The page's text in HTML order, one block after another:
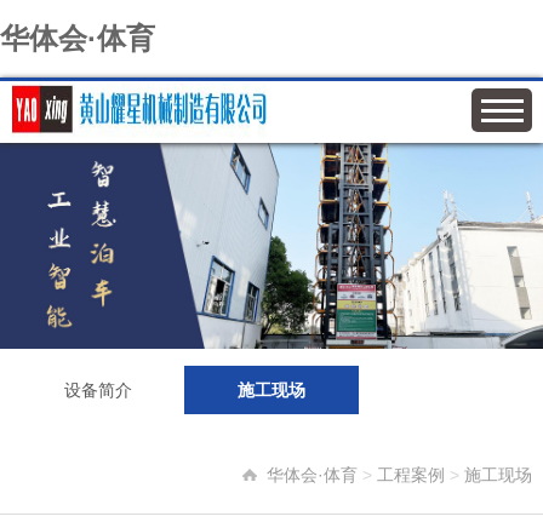
华体会·体育
设备简介 施工现场
华体会·体育 > 工程案例 >施工现场